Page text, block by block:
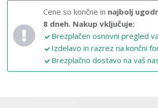
Cene so končne in najbolj
8 dneh. Nakup vključuje:
Brezplačen osnovni pregled
Izdelavo in razrez na končni
Brezplačno dostavo na vaš